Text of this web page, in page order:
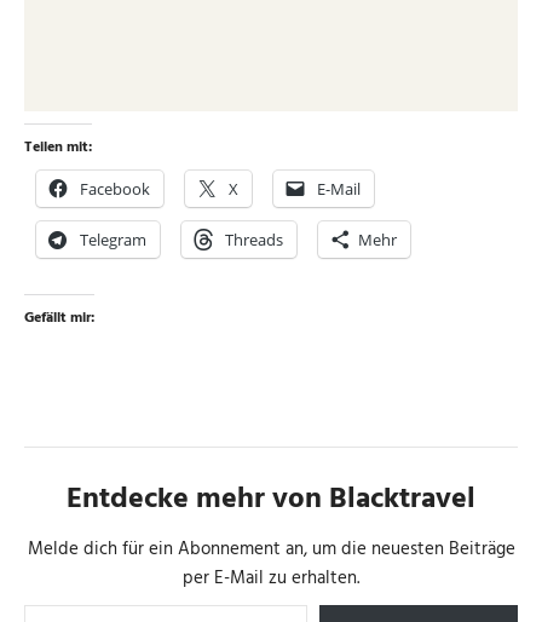
Teilen mit:
Facebook X E-Mail
Telegram Threads Mehr
Gefällt mir:
Entdecke mehr von Blacktravel
Melde dich für ein Abonnement an, um die neuesten Beiträge
per E-Mail zu erhalten.
Gib deine E-Mail-Adresse ein ...